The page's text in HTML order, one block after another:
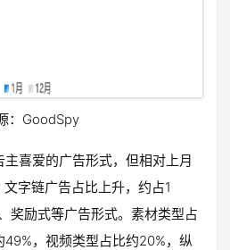
：GoodSpy
喜爱的广告形式，但相对上月
字链广告占比上升，约占1
奖励式等广告形式。素材类型占
，视频类型占比约20%，纵